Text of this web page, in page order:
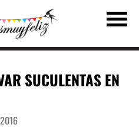
SUCULENTAS EN